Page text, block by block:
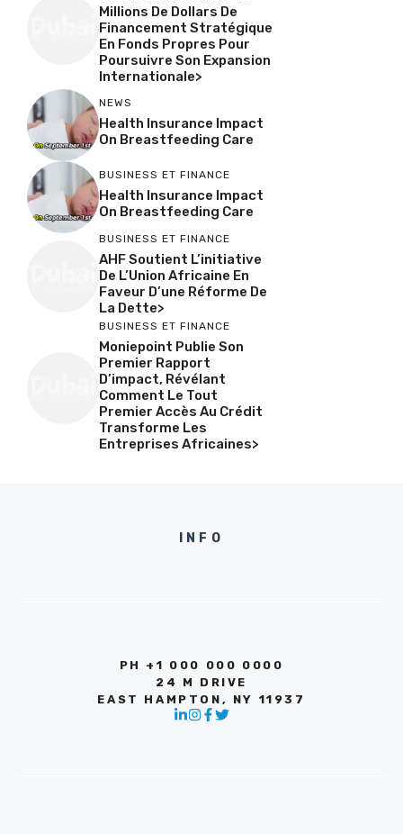
Millions De Dollars De
Financement Stratégique
En Fonds Propres Pour
Poursuivre Son Expansion
Internationale>
NEWS
Health Insurance Impact
On Breastfeeding Care
BUSINESS ET FINANCE
Health Insurance Impact
On Breastfeeding Care
BUSINESS ET FINANCE
AHF Soutient L’initiative
De L’Union Africaine En
Faveur D’une Réforme De
La Dette>
BUSINESS ET FINANCE
Moniepoint Publie Son
Premier Rapport
D’impact, Révélant
Comment Le Tout
Premier Accès Au Crédit
Transforme Les
Entreprises Africaines>
INFO
PH +1 000 000 0000
24 M DRIVE
EAST HAMPTON, NY 11937